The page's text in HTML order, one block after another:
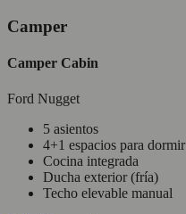
Camper
Camper Cabin
Ford Nugget
5 asientos
4+1 espacios para dormir
Cocina integrada
Ducha exterior (fría)
Techo elevable manual